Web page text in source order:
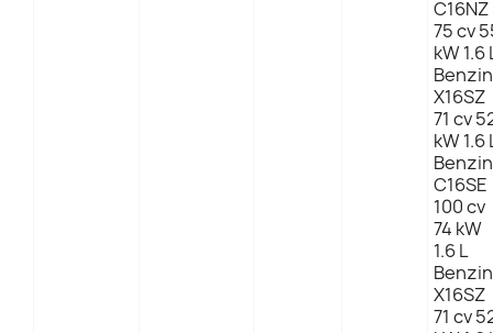
C16NZ
75 cv
kW 1.6
X16SZ
71 cv
kW 1.6
C16SE
100 cv
74 kW
1.6 L
X16SZ
71 cv